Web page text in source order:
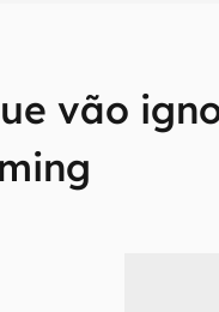
vão
e reviews sobre